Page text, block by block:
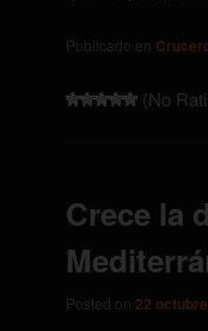
Publicado en
(No
Crece la
Posted on 22